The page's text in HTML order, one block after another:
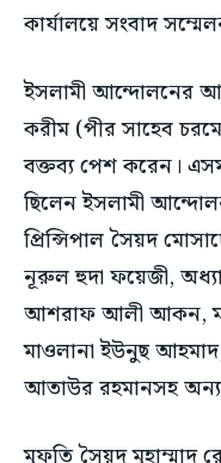
শিল্প ও সংস্কৃতি
পরিবার ও
ফ্যাশন ও
স্বাস্থ্য
ভ্রমণ
By agreeing to
the first one
শিল্প ও সংস্কৃতি
পরিবার ও
ফ্যাশন ও
স্বাস্থ্য
ভ্রমণ
পরিবার ও বন্ধুত্ব
ফ্যাশন ও বিউটি
স্বাস্থ্য
ভ্রমণ
পরিবার ও বন্ধুত্ব
ফ্যাশন ও বিউটি
স্বাস্থ্য
ভ্রমণ
কার্যালয়ে সংবাদ
ইসলামী আন্দোলনের
করীম (পীর সাহেব
বক্তব্য পেশ করেন।
ছিলেন ইসলামী
প্রিন্সিপাল সৈয়দ
নূরুল হুদা ফয়েজী,
আশরাফ আলী আকন,
মাওলানা ইউনুছ
আতাউর রহমানসহ